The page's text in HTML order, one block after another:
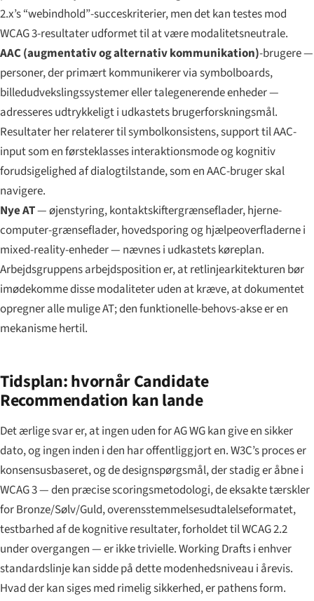
2.x’s “webindhold”-succeskriterier, men det kan testes mod
WCAG 3-resultater udformet til at være modalitetsneutrale.
AAC (augmentativ og alternativ kommunikation)-brugere —
personer, der primært kommunikerer via symbolboards,
billedudvekslingssystemer eller talegenerende enheder —
adresseres udtrykkeligt i udkastets brugerforsknings­mål.
Resultater her relaterer til symbolkonsistens, support til AAC-
input som en førsteklasses interaktions­mode og kognitiv
forudsigelighed af dialogtilstande, som en AAC-bruger skal
navigere.
Nye AT— øjenstyring, kontaktskiftergrænseflader, hjerne-
computer-grænseflader, hovedsporing og hjælpeoverfladerne i
mixed-reality-enheder — nævnes i udkastets køreplan.
Arbejdsgruppens arbejdsposition er, at retlinjearkitekturen bør
imødekomme disse modaliteter uden at kræve, at dokumentet
opregner alle mulige AT; den funktionelle-behovs-akse er en
mekanisme hertil.
Tidsplan: hvornår Candidate
Recommendation kan lande
Det ærlige svar er, at ingen uden for AG WG kan give en sikker
dato, og ingen inden i den har offentliggjort en. W3C’s proces er
konsensusbaseret, og de designspørgsmål, der stadig er åbne i
WCAG 3 — den præcise scoringsmetodologi, de eksakte tærskler
for Bronze/Sølv/Guld, overensstemmelsesudtalelse­formatet,
testbarhed af de kognitive resultater, forholdet til WCAG 2.2
under overgangen — er ikke trivielle. Working Drafts i enhver
standardslinje kan sidde på dette modenhedsniveau i årevis.
Hvad der kan siges med rimelig sikkerhed, er pathens form.